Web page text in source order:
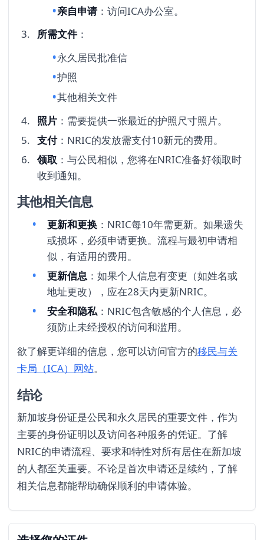
亲自申请：访问ICA办公室。
所需文件 ：
永久居民批准信
护照
其他相关文件
照片 ：需要提供一张最近的护照尺寸照片。
支付：NRIC的发放需支付10新元的费用。
领取 ：与公民相似，您将在NRIC准备好领取时
收到通知。
其他相关信息
更新和更换 ：NRIC每10年需更新。如果遗失
或损坏，必须申请更换。流程与最初申请相
似，有适用的费用。
更新信息 ：如果个人信息有变更（如姓名或
地址更改），应在28天内更新NRIC。
安全和隐私：NRIC包含敏感的个人信息，必
须防止未经授权的访问和滥用。
欲了解更详细的信息，您可以访问官方的移民与关
卡局（ICA）网站。
结论
新加坡身份证是公民和永久居民的重要文件，作为
主要的身份证明以及访问各种服务的凭证。了解
NRIC的申请流程、要求和特性对所有居住在新加坡
的人都至关重要。不论是首次申请还是续约，了解
相关信息都能帮助确保顺利的申请体验。